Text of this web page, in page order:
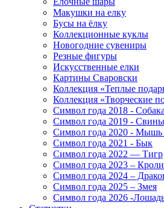
Макушки на елку
Бусы на ёлку
Коллекционные куклы
Новогодние сувениры
Резные фигуры
Искусственные елки
Картины Сваровски
Коллекция «Теплые
Коллекция «Творческие
Символ года 2018 - Собака
Символ года 2019 -
Символ года 2020 -
Символ года 2021 - Бык
Символ года 2022 — Тигр
Символ года 2023 –
Символ года 2024 –
Символ года 2025 – Змея
Символ года 2026 -